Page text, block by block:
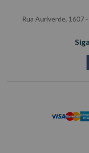
Rua Auriverde, 1607